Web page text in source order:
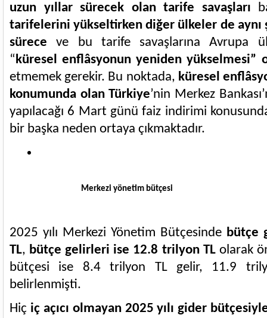
uzun yıllar sürecek olan tarife savaşları
tarifelerini yükseltirken diğer ülkeler de aynı
sürece ve bu tarife savaşlarına Avrupa
“küresel enflâsyonun yeniden yükselmesi”
etmemek gerekir. Bu noktada, küresel
konumunda olan Türkiye’nin Merkez
yapılacağı 6 Mart günü faiz indirimi
bir başka neden ortaya çıkmaktadır.
Merkezi yönetim bütçesi
2025 yılı Merkezi Yönetim Bütçesinde bütçe
TL, bütçe gelirleri ise 12.8 trilyon TL olarak
bütçesi ise 8.4 trilyon TL gelir, 11.9
belirlenmişti.
Hiç iç açıcı olmayan 2025 yılı gider